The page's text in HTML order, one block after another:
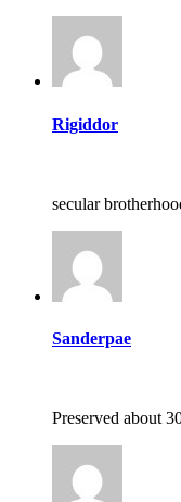
Rigiddor
secular
Sanderpae
Preserved about